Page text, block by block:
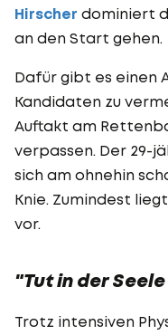
Hirscher dominiert
an den Start gehen.
Dafür gibt es einen
Kandidaten zu
Auftakt am
verpassen. Der 29-
sich am ohnehin
Knie. Zumindest
vor.
"Tut in der
Trotz intensiven